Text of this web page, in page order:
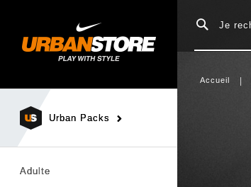
Urban Packs
Adulte
Rechercher
Accueil